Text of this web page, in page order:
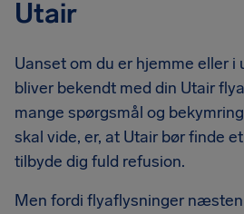
Utair
Uanset om du er hjemme eller i
bliver bekendt med din Utair
mange spørgsmål og
skal vide, er, at Utair bør finde
tilbyde dig fuld refusion.
Men fordi flyaflysninger